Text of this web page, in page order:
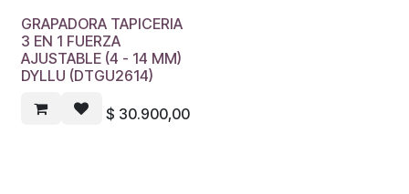
GRAPADORA TAPICERIA
3 EN 1 FUERZA
AJUSTABLE (4 - 14 MM)
DYLLU (DTGU2614)
$ 30.900,00